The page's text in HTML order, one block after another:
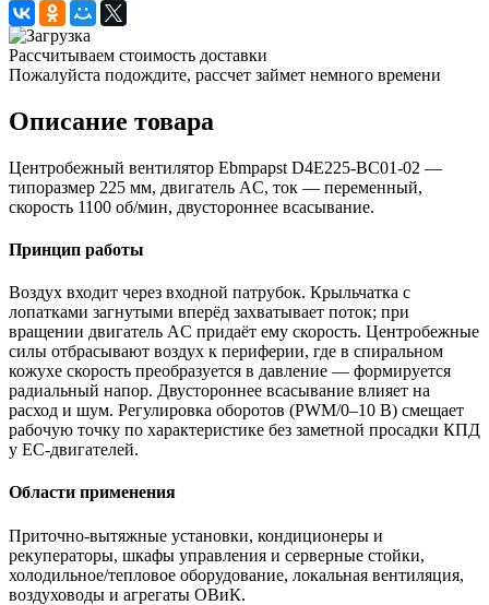
Рассчитываем стоимость доставки
Пожалуйста подождите, рассчет займет немного времени
Описание товара
Центробежный вентилятор Ebmpapst D4E225-BC01-02 —
типоразмер 225 мм, двигатель AC, ток — переменный,
скорость 1100 об/мин, двустороннее всасывание.
Принцип работы
Воздух входит через входной патрубок. Крыльчатка с
лопатками загнутыми вперёд захватывает поток; при
вращении двигатель AC придаёт ему скорость. Центробежные
силы отбрасывают воздух к периферии, где в спиральном
кожухе скорость преобразуется в давление — формируется
радиальный напор. Двустороннее всасывание влияет на
расход и шум. Регулировка оборотов (PWM/0–10 В) смещает
рабочую точку по характеристике без заметной просадки КПД
у EC-двигателей.
Области применения
Приточно-вытяжные установки, кондиционеры и
рекуператоры, шкафы управления и серверные стойки,
холодильное/тепловое оборудование, локальная вентиляция,
воздуховоды и агрегаты ОВиК.